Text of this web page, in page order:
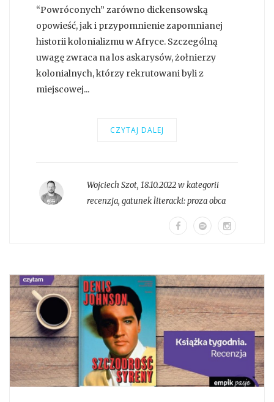
“Powróconych” zarówno dickensowską
opowieść, jak i przypomnienie zapomnianej
historii kolonializmu w Afryce. Szczególną
uwagę zwraca na los askarysów, żołnierzy
kolonialnych, którzy rekrutowani byli z
miejscowej...
CZYTAJ DALEJ
Wojciech Szot, 18.10.2022 w kategorii
recenzja, gatunek literacki:proza obca